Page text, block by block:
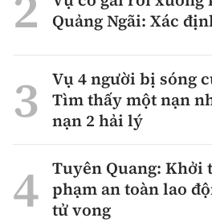
Quảng Ngãi: Xác
Vụ 4 người bị sóng
Tìm thấy một nạn
nạn 2 hải lý
Tuyên Quang: Khởi
phạm an toàn lao
tử vong